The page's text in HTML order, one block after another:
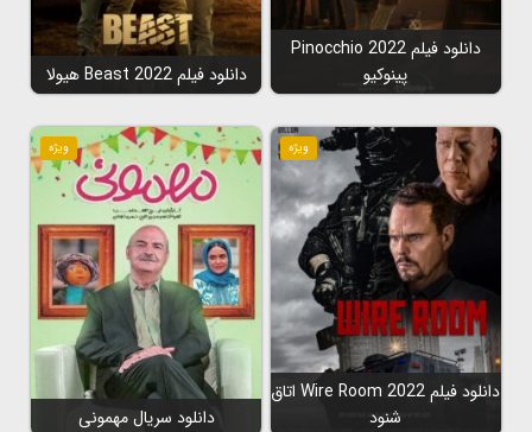
دانلود فیلم Pinocchio 2022
پینوکیو
دانلود فیلم Beast 2022 هیولا
ویژه
دانلود فیلم Wire Room 2022 اتاق
شنود
ویژه
دانلود سریال مهمونی